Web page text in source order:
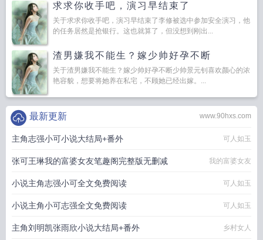
求求你收手吧，演习早结束了
关于求求你收手吧，演习早结束了李修被选中参加安全演习，他
的任务居然是抢银行。这也就算了，但没想到刚出...
渣男嫌我不能生？嫁少帅好孕不断
关于渣男嫌我不能生？嫁少帅好孕不断少帅景元钊喜欢颜心的浓
艳容貌，想要将她养在私宅，不顾她已经出嫁。...
www.90hxs.com
最新更新
主角志强小可小说大结局+番外 可人如玉
张可王琳我的富婆女友笔趣阁完整版无删减 我的富婆女友
小说主角志强小可全文免费阅读 可人如玉
小说主角小可志强全文免费阅读 可人如玉
主角刘明凯张雨欣小说大结局+番外 乡村女人